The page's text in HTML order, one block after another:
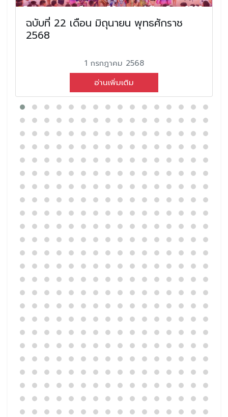
ฉบับที่ 22 เดือน มิถุนายน พุทธศักราช
2568
1 กรกฎาคม 2568
อ่านเพิ่มเติม